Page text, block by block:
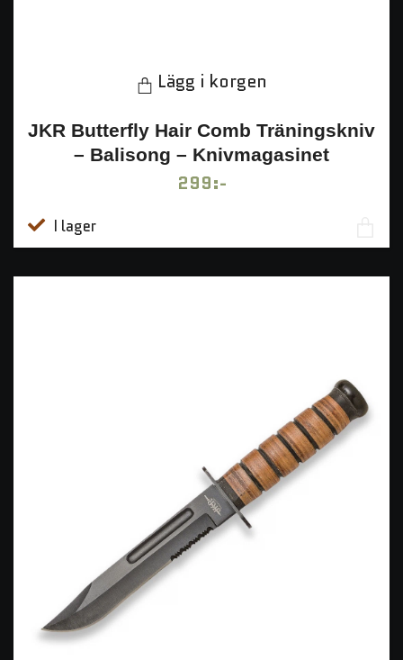
Lägg i korgen
JKR Butterfly Hair Comb Träningskniv
– Balisong – Knivmagasinet
299:-
I lager